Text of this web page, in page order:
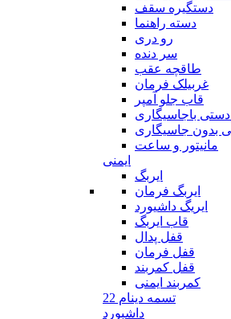
دستگیره سقف
دسته راهنما
رو دری
سر دنده
طاقچه عقب
غربیلک فرمان
قاب جلو آمپر
باجاسیگاری
بدون جاسیگاری
مانیتور و ساعت
ایمنی
ایربگ
ایربگ فرمان
ایریگ داشیورد
قاب ایربگ
قفل پدال
قفل فرمان
قفل کمربند
کمربند ایمنی
تسمه دینام 22
داشبورد